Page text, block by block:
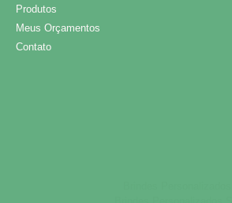
Produtos
Meus Orçamentos
Contato